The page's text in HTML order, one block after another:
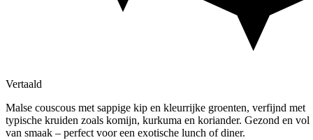
Vertaald
Malse couscous met sappige kip en kleurrijke groenten, verfijnd met
typische kruiden zoals komijn, kurkuma en koriander. Gezond en vol
van smaak – perfect voor een exotische lunch of diner.